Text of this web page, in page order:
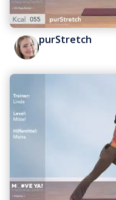
purStretch